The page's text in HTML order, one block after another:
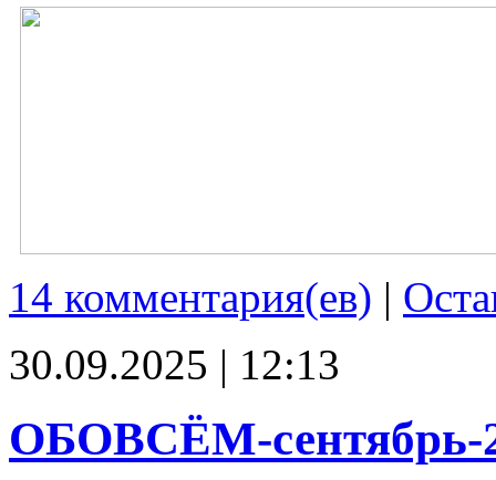
14 комментария(ев) |
30.09.2025 | 12:13
ОБОВСЁМ-сентябрь-